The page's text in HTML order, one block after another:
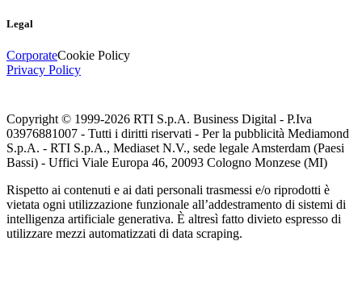
Legal
CorporateCookie Policy
Privacy Policy
Copyright © 1999-2026 RTI S.p.A. Business Digital - P.Iva
03976881007 - Tutti i diritti riservati - Per la pubblicità Mediamond
S.p.A. - RTI S.p.A., Mediaset N.V., sede legale Amsterdam (Paesi
Bassi) - Uffici Viale Europa 46, 20093 Cologno Monzese (MI)
Rispetto ai contenuti e ai dati personali trasmessi e/o riprodotti è
vietata ogni utilizzazione funzionale all’addestramento di sistemi di
intelligenza artificiale generativa. È altresì fatto divieto espresso di
utilizzare mezzi automatizzati di data scraping.